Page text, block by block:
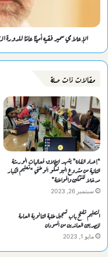
الإعلامي سمير فقيه أمينًا عامًا للدورة الـ42 لمهرجان الإسكندرية السينمائي الدولي
مقالات ذات صلة
“إعداد القاده” يشهد انطلاق فعاليات الورشة
الثانية من مشروع اليونسكو الوطني “تعليم الكبار
مدخلا للتمكين والمواطنة”
سبتمبر 26, 2023
التعليم تفتح باب تسجيل طلبة الثانوية العامة
المصريين العائدين من السودان
مايو 1, 2023